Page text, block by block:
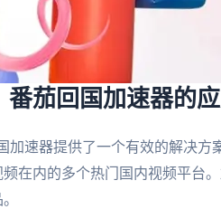
茄回国加速器的
加速器提供了一个有效的解决方
在内的多个热门国内视频平台